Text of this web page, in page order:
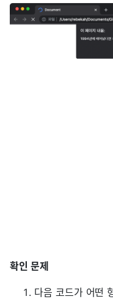
확인 문제
다음 코드가 어떤